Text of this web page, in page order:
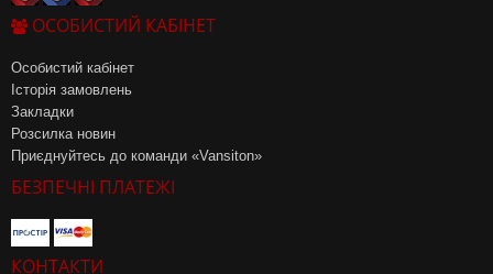
ОСОБИСТИЙ КАБІНЕТ
Особистий кабінет
Історія замовлень
Закладки
Розсилка новин
Приєднуйтесь до команди «Vansiton»
БЕЗПЕЧНІ ПЛАТЕЖІ
КОНТАКТИ